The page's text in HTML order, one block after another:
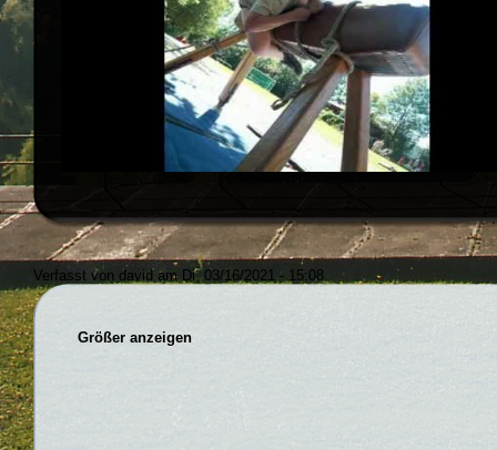
Verfasst von david am Di, 03/16/2021 - 15:08
Größer anzeigen